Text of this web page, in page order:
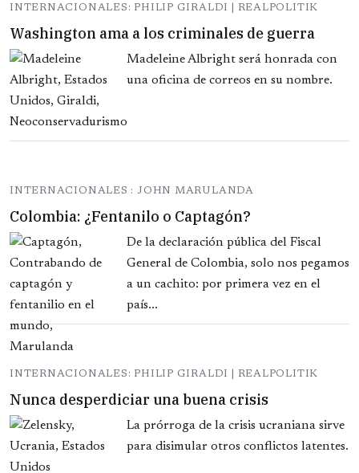
INTERNACIONALES: PHILIP GIRALDI | REALPOLITIK
Washington ama a los criminales de guerra
Madeleine Albright será honrada con
una oficina de correos en su nombre.
INTERNACIONALES : JOHN MARULANDA
Colombia: ¿Fentanilo o Captagón?
De la declaración pública del Fiscal
General de Colombia, solo nos pegamos
a un cachito: por primera vez en el
país...
INTERNACIONALES: PHILIP GIRALDI | REALPOLITIK
Nunca desperdiciar una buena crisis
La prórroga de la crisis ucraniana sirve
para disimular otros conflictos latentes.